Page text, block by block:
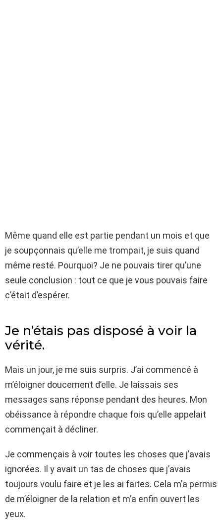
Même quand elle est partie pendant un mois et que
je soupçonnais qu’elle me trompait, je suis quand
même resté. Pourquoi? Je ne pouvais tirer qu’une
seule conclusion : tout ce que je vous pouvais faire
c’était d’espérer.
Je n’étais pas disposé à voir la
vérité.
Mais un jour, je me suis surpris. J’ai commencé à
m’éloigner doucement d’elle. Je laissais ses
messages sans réponse pendant des heures. Mon
obéissance à répondre chaque fois qu’elle appelait
commençait à décliner.
Je commençais à voir toutes les choses que j’avais
ignorées. Il y avait un tas de choses que j’avais
toujours voulu faire et je les ai faites. Cela m’a permis
de m’éloigner de la relation et m’a enfin ouvert les
yeux.